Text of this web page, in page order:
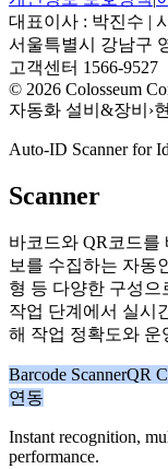
대표이사 : 박진수 |
서울특별시 강남구
고객센터 1566-9527
© 2026 Colosseum
자동화 설비&장비 ›
Auto-ID Scanner for
Scanner
바코드와 QR코드를
보를 수집하는 자동
형 등 다양한 구성으
작업 단계에서 실시
해 작업 정확도와 운
Barcode ScannerQR
연동
Instant recognition,
performance.